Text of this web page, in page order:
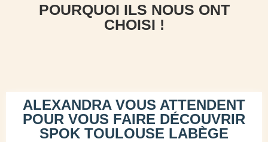
POURQUOI ILS NOUS ONT
CHOISI !
ALEXANDRA VOUS ATTENDENT
POUR VOUS FAIRE DÉCOUVRIR
SPOK TOULOUSE LABÈGE